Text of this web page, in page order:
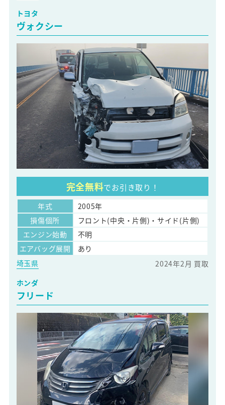
トヨタ
ヴォクシー
完全無料でお引き取り！
年式
2005年
損傷個所
フロント(中央・片側)・サイド(片側)
エンジン始動
不明
エアバッグ展開
あり
埼玉県
2024年2月 買取
ホンダ
フリード